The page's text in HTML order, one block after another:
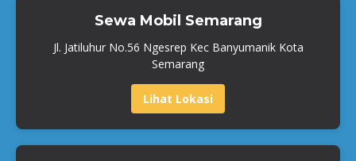
Sewa Mobil Semarang
Jl. Jatiluhur No.56 Ngesrep Kec Banyumanik Kota
Semarang
Lihat Lokasi